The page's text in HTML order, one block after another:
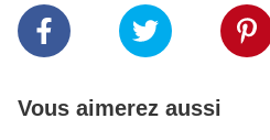
Vous aimerez aussi